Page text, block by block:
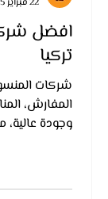
افضل
تركيا
شركات
المفارش،
وجودة عالية،
22 فبراير 2025